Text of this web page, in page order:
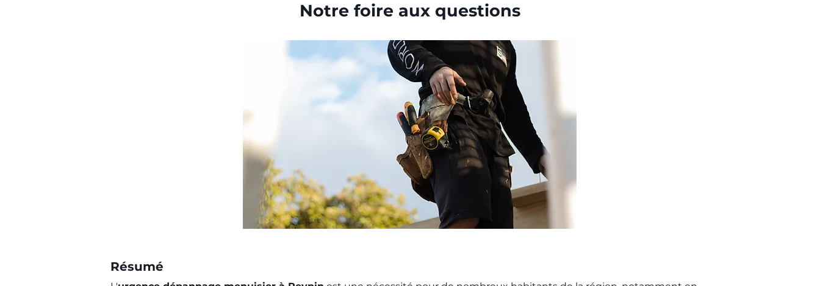
Notre foire aux questions
Résumé